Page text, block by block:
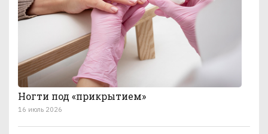
Ногти под «прикрытием»
16 июль 2026